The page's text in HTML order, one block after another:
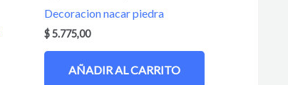
Decoracion nacar piedra
$5.775,00
AÑADIR AL CARRITO